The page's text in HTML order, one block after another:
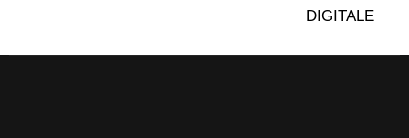
DIGITALE